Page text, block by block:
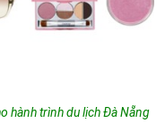
hành trình du lịch Đà Nẵng